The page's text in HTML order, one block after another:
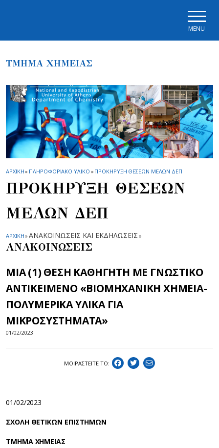
MENU
ΤΜΗΜΑ ΧΗΜΕΙΑΣ
ΑΡΧΙΚΗ» ΠΛΗΡΟΦΟΡΙΑΚΟ ΥΛΙΚΟ » ΠΡΟΚΗΡΥΞΗ ΘΕΣΕΩΝ ΜΕΛΩΝ ΔΕΠ
ΠΡΟΚΗΡΥΞΗ ΘΕΣΕΩΝ
ΜΕΛΩΝ ΔΕΠ
ΑΡΧΙΚΗ» ΑΝΑΚΟΙΝΩΣΕΙΣ ΚΑΙ ΕΚΔΗΛΩΣΕΙΣ »
ΑΝΑΚΟΙΝΩΣΕΙΣ
ΜΙΑ (1) ΘΕΣΗ ΚΑΘΗΓΗΤΗ ΜΕ ΓΝΩΣΤΙΚΟ
ΑΝΤΙΚΕΙΜΕΝΟ «ΒΙΟΜΗΧΑΝΙΚΗ ΧΗΜΕΙΑ-
ΠΟΛΥΜΕΡΙΚΑ ΥΛΙΚΑ ΓΙΑ
ΜΙΚΡΟΣΥΣΤΗΜΑΤΑ»
01/02/2023
ΜΟΙΡΑΣΤEIΤΕ ΤΟ:
01/02/2023
ΣΧΟΛΗ ΘΕΤΙΚΩΝ ΕΠΙΣΤΗΜΩΝ
ΤΜΗΜΑ ΧΗΜΕΙΑΣ